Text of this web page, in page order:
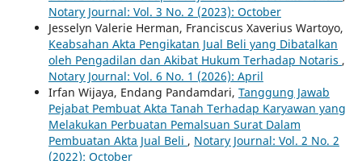
Notary Journal: Vol. 3 No. 2 (2023): October
Jesselyn Valerie Herman, Franciscus Xaverius Wartoyo,
Keabsahan Akta Pengikatan Jual Beli yang Dibatalkan
oleh Pengadilan dan Akibat Hukum Terhadap Notaris ,
Notary Journal: Vol. 6 No. 1 (2026): April
Irfan Wijaya, Endang Pandamdari, Tanggung Jawab
Pejabat Pembuat Akta Tanah Terhadap Karyawan yang
Melakukan Perbuatan Pemalsuan Surat Dalam
Pembuatan Akta Jual Beli , Notary Journal: Vol. 2 No. 2
(2022): October